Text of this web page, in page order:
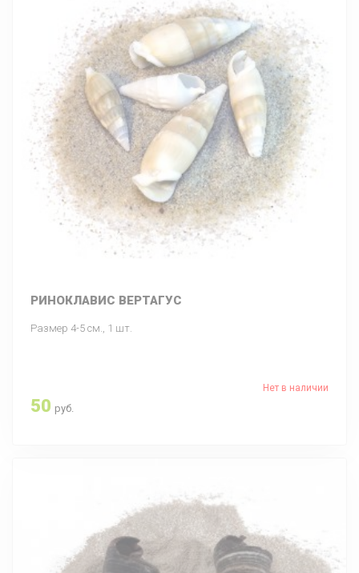
РИНОКЛАВИС ВЕРТАГУС
Размер 4-5 см., 1 шт.
50 руб.
Нет в наличии